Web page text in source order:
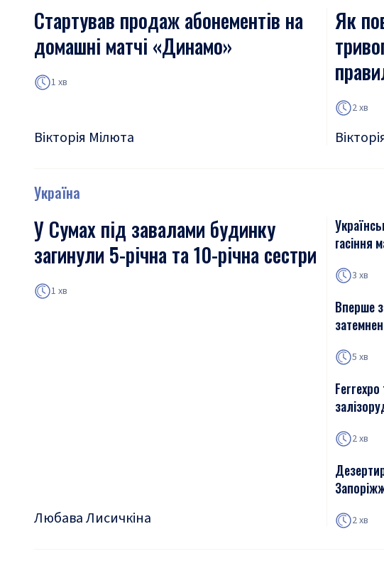
Стартував продаж абонементів на
домашні матчі «Динамо»
1 хв
Вікторія Мілюта
Як
2 хв
Україна
У Сумах під завалами будинку
загинули 5-річна та 10-річна сестри
1 хв
Любава Лисичкіна
гасіння
3 хв
Вперше
5 хв
2 хв
2 хв